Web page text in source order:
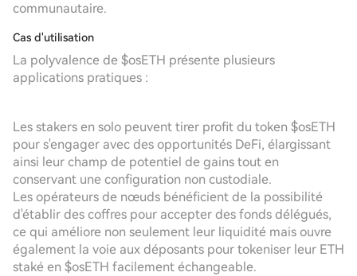
communautaire.
Cas d'utilisation
La polyvalence de $osETH présente plusieurs
applications pratiques :
Les stakers en solo peuvent tirer profit du token $osETH
pour s'engager avec des opportunités DeFi, élargissant
ainsi leur champ de potentiel de gains tout en
conservant une configuration non custodiale.
Les opérateurs de nœuds bénéficient de la possibilité
d'établir des coffres pour accepter des fonds délégués,
ce qui améliore non seulement leur liquidité mais ouvre
également la voie aux déposants pour tokeniser leur ETH
staké en $osETH facilement échangeable.